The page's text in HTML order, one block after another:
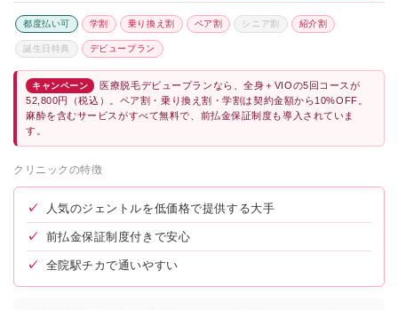
都度払い可 学割 乗り換え割 ペア割 シニア割 紹介割
誕生日特典 デビュープラン
キャンペーン
医療脱毛デビュープランなら、全身＋VIOの5回コースが
52,800円（税込）。ペア割・乗り換え割・学割は契約金額から10%OFF。
麻酔を含むサービスがすべて無料で、前払金保証制度も導入されていま
す。
クリニックの特徴
✓ 人気のジェントルを低価格で提供する大手
✓ 前払金保証制度付きで安心
✓ 全院駅チカで通いやすい